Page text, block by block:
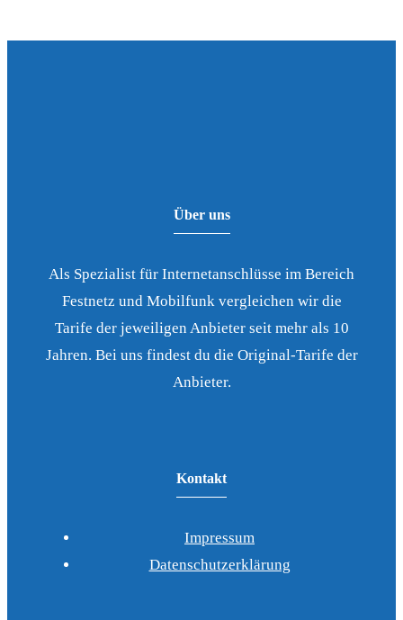
Über uns
Als Spezialist für Internetanschlüsse im Bereich
Festnetz und Mobilfunk vergleichen wir die
Tarife der jeweiligen Anbieter seit mehr als 10
Jahren. Bei uns findest du die Original-Tarife der
Anbieter.
Kontakt
Impressum
Datenschutzerklärung